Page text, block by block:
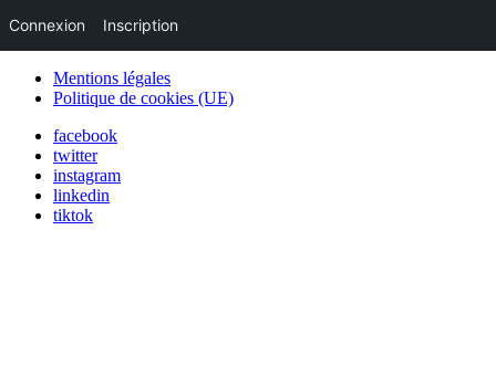
Mentions légales
Politique de cookies (UE)
facebook
twitter
instagram
linkedin
tiktok
Connexion Inscription